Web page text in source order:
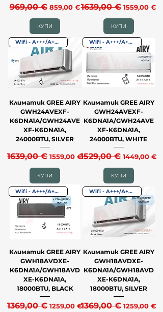
Редовна цена
969,00 € Продажна цена
859,00 €
КУПИ
Редовна цена
1639,00 € Продажна
1559,00 €
КУПИ
Wifi - A+++/А++ - до -25˚C
Климатик GREE AIRY
GWH24AVEXF-
K6DNA1A/GWH24AVE
XF-K6DNA1A,
24000BTU, SILVER
Редовна цена
1639,00 € Продажна цена
1559,00 €
КУПИ
Wifi - A+++/А++ - до -25˚C
Климатик GREE AIRY
GWH24AVEXF-
K6DNA1A/GWH24AVE
XF-K6DNA1A,
24000BTU, WHITE
Редовна цена
1529,00 € Продажна
1449,00 €
КУПИ
Wifi - A+++/А++; до -25˚C
Климатик GREE AIRY
GWH18AVDXE-
K6DNA1A/GWH18AVD
XE-K6DNA1A,
18000BTU, BLACK
Редовна цена
1369,00 € Продажна цена
1259,00 €
Wifi - A+++/А++; до -25˚C
Климатик GREE AIRY
GWH18AVDXE-
K6DNA1A/GWH18AVD
XE-K6DNA1A,
18000BTU, SILVER
Редовна цена
1369,00 € Продажна
1259,00 €